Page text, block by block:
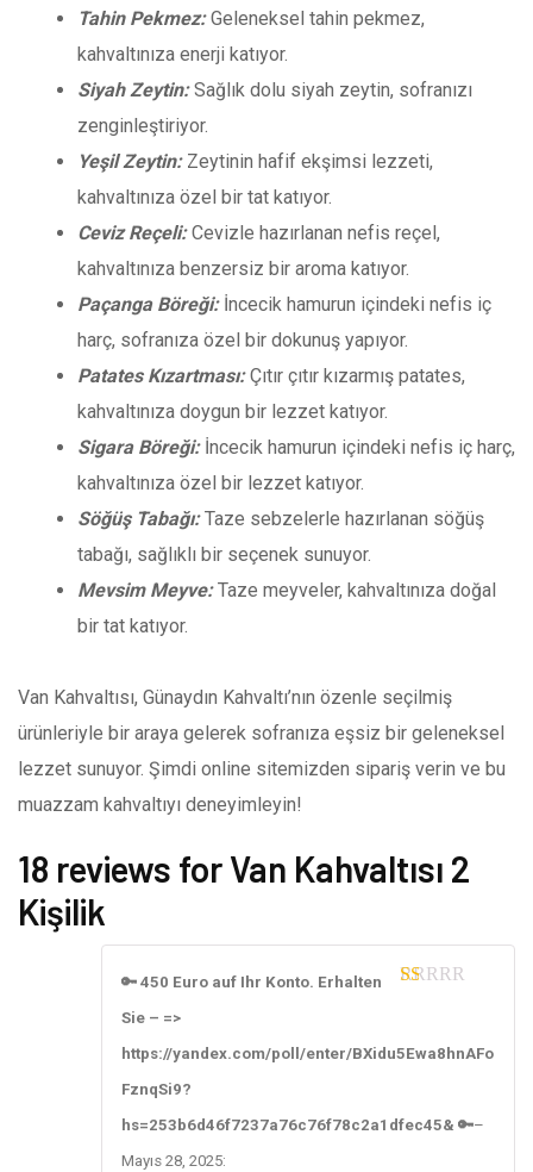
Tahin Pekmez:Geleneksel tahin pekmez,
kahvaltınıza enerji katıyor.
Siyah Zeytin:Sağlık dolu siyah zeytin, sofranızı
zenginleştiriyor.
Yeşil Zeytin:Zeytinin hafif ekşimsi lezzeti,
kahvaltınıza özel bir tat katıyor.
Ceviz Reçeli:Cevizle hazırlanan nefis reçel,
kahvaltınıza benzersiz bir aroma katıyor.
Paçanga Böreği:İncecik hamurun içindeki nefis iç
harç, sofranıza özel bir dokunuş yapıyor.
Patates Kızartması:Çıtır çıtır kızarmış patates,
kahvaltınıza doygun bir lezzet katıyor.
Sigara Böreği:İncecik hamurun içindeki nefis iç harç,
kahvaltınıza özel bir lezzet katıyor.
Söğüş Tabağı:Taze sebzelerle hazırlanan söğüş
tabağı, sağlıklı bir seçenek sunuyor.
Mevsim Meyve:Taze meyveler, kahvaltınıza doğal
bir tat katıyor.
Van Kahvaltısı, Günaydın Kahvaltı’nın özenle seçilmiş
ürünleriyle bir araya gelerek sofranıza eşsiz bir geleneksel
lezzet sunuyor. Şimdi online sitemizden sipariş verin ve bu
muazzam kahvaltıyı deneyimleyin!
18 reviews forVan Kahvaltısı 2
Kişilik
of
🔑 450 Euro auf Ihr Konto. Erhalten
Sie – =>
https://yandex.com/poll/enter/BXidu5Ewa8hnAFo
FznqSi9?
hs=253b6d46f7237a76c76f78c2a1dfec45& 🔑–
Mayıs 28, 2025: